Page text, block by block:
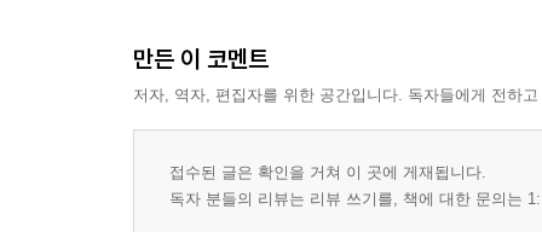
만든 이 코멘트
저자, 역자, 편집자를 위한 공간입니다. 독자들에게 전하
접수된 글은 확인을 거쳐 이 곳에 게재됩니다.
독자 분들의 리뷰는 리뷰 쓰기를, 책에 대한 문의는